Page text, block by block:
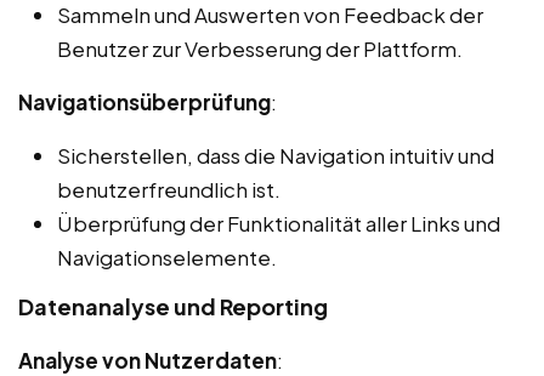
Sammeln und Auswerten von Feedback der
Benutzer zur Verbesserung der Plattform.
Navigationsüberprüfung:
Sicherstellen, dass die Navigation intuitiv und
benutzerfreundlich ist.
Überprüfung der Funktionalität aller Links und
Navigationselemente.
Datenanalyse und Reporting
Analyse von Nutzerdaten: